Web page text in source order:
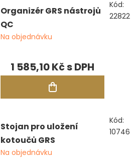
Organizér GRS nástrojů
QC
Na objednávku
1 585,10 Kč
Kód:
22822
Stojan pro uložení
kotoučů GRS
Na objednávku
Kód:
10746